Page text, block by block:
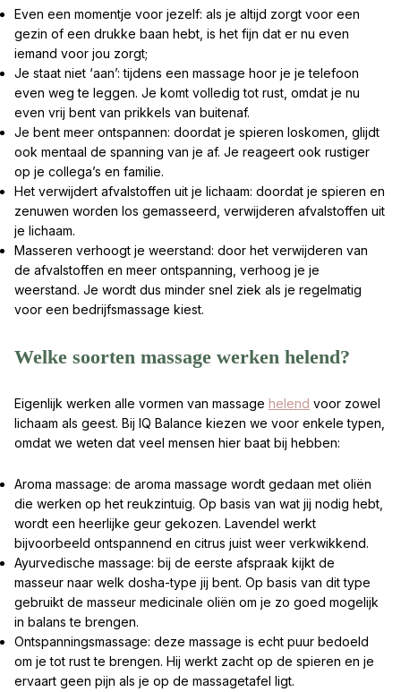
Even een momentje voor jezelf: als je altijd zorgt voor een
gezin of een drukke baan hebt, is het fijn dat er nu even
iemand voor jou zorgt;
Je staat niet ‘aan’: tijdens een massage hoor je je telefoon
even weg te leggen. Je komt volledig tot rust, omdat je nu
even vrij bent van prikkels van buitenaf.
Je bent meer ontspannen: doordat je spieren loskomen, glijdt
ook mentaal de spanning van je af. Je reageert ook rustiger
op je collega’s en familie.
Het verwijdert afvalstoffen uit je lichaam: doordat je spieren en
zenuwen worden los gemasseerd, verwijderen afvalstoffen uit
je lichaam.
Masseren verhoogt je weerstand: door het verwijderen van
de afvalstoffen en meer ontspanning, verhoog je je
weerstand. Je wordt dus minder snel ziek als je regelmatig
voor een bedrijfsmassage kiest.
Welke soorten massage werken helend?
Eigenlijk werken alle vormen van massage helend voor zowel
lichaam als geest. Bij IQ Balance kiezen we voor enkele typen,
omdat we weten dat veel mensen hier baat bij hebben:
Aroma massage: de aroma massage wordt gedaan met oliën
die werken op het reukzintuig. Op basis van wat jij nodig hebt,
wordt een heerlijke geur gekozen. Lavendel werkt
bijvoorbeeld ontspannend en citrus juist weer verkwikkend.
Ayurvedische massage: bij de eerste afspraak kijkt de
masseur naar welk dosha-type jij bent. Op basis van dit type
gebruikt de masseur medicinale oliën om je zo goed mogelijk
in balans te brengen.
Ontspanningsmassage: deze massage is echt puur bedoeld
om je tot rust te brengen. Hij werkt zacht op de spieren en je
ervaart geen pijn als je op de massagetafel ligt.